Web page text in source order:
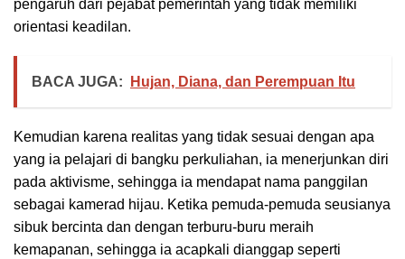
pengaruh dari pejabat pemerintah yang tidak memiliki
orientasi keadilan.
BACA JUGA: Hujan, Diana, dan Perempuan Itu
Kemudian karena realitas yang tidak sesuai dengan apa
yang ia pelajari di bangku perkuliahan, ia menerjunkan diri
pada aktivisme, sehingga ia mendapat nama panggilan
sebagai kamerad hijau. Ketika pemuda-pemuda seusianya
sibuk bercinta dan dengan terburu-buru meraih
kemapanan, sehingga ia acapkali dianggap seperti